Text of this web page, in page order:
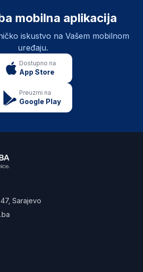
mobilna aplikacija
iskustvo na Vašem mobilnom
uređaju.
Dostupno na
App Store
Preuzmi na
Google Play
, Sarajevo